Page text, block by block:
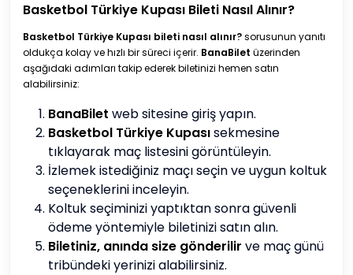
Basketbol Türkiye Kupası Bileti Nasıl Alınır?
Basketbol Türkiye Kupası bileti nasıl alınır?sorusunun yanıtı
oldukça kolay ve hızlı bir süreci içerir. BanaBilet üzerinden
aşağıdaki adımları takip ederek biletinizi hemen satın
alabilirsiniz:
BanaBilet web sitesine giriş yapın.
Basketbol Türkiye Kupasısekmesine
tıklayarak maç listesini görüntüleyin.
İzlemek istediğiniz maçı seçin ve uygun koltuk
seçeneklerini inceleyin.
Koltuk seçiminizi yaptıktan sonra güvenli
ödeme yöntemiyle biletinizi satın alın.
Biletiniz, anında size gönderilir ve maç günü
tribündeki yerinizi alabilirsiniz.